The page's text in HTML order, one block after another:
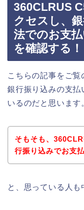
360CLRUS
クセスし、
法でのお支
を確認する！
こちらの記事をご
銀行振り込みの支払
いるのだと思います
そもそも、
行振り込みでお支
と、思っている人も